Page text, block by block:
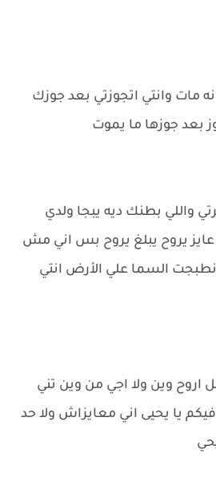
مات وانتي اتجوزتي بعد جوزك
بعد جوزها ما يموت
واللي بطنك ديه يبجا ولدي
يروح يبلغ يروح بس اني مش
السما علي الأرض انتي
اروح وين ولا اجي من وين تني
يا يحيى اني معايزاش ولا حد